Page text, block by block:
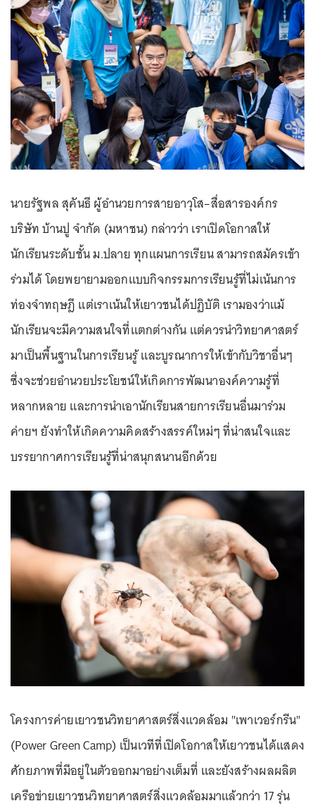
นายรัฐพล สุคันธี ผู้อำนวยการสายอาวุโส–สื่อสารองค์กร
บริษัท บ้านปู จำกัด (มหาชน) กล่าวว่า เราเปิดโอกาสให้
นักเรียนระดับชั้น ม.ปลาย ทุกแผนการเรียน สามารถสมัครเข้า
ร่วมได้ โดยพยายามออกแบบกิจกรรมการเรียนรู้ที่ไม่เน้นการ
ท่องจำทฤษฎี แต่เราเน้นให้เยาวชนได้ปฏิบัติ เรามองว่าแม้
นักเรียนจะมีความสนใจที่แตกต่างกัน แต่ควรนำวิทยาศาสตร์
มาเป็นพื้นฐานในการเรียนรู้ และบูรณาการให้เข้ากับวิชาอื่นๆ
ซึ่งจะช่วยอำนวยประโยชน์ให้เกิดการพัฒนาองค์ความรู้ที่
หลากหลาย และการนำเอานักเรียนสายการเรียนอื่นมาร่วม
ค่ายฯ ยังทำให้เกิดความคิดสร้างสรรค์ใหม่ๆ ที่น่าสนใจและ
บรรยากาศการเรียนรู้ที่น่าสนุกสนานอีกด้วย
โครงการค่ายเยาวชนวิทยาศาสตร์สิ่งแวดล้อม "เพาเวอร์กรีน"
(Power Green Camp) เป็นเวทีที่เปิดโอกาสให้เยาวชนได้แสดง
ศักยภาพที่มีอยู่ในตัวออกมาอย่างเต็มที่ และยังสร้างผลผลิต
เครือข่ายเยาวชนวิทยาศาสตร์สิ่งแวดล้อมมาแล้วกว่า 17 รุ่น